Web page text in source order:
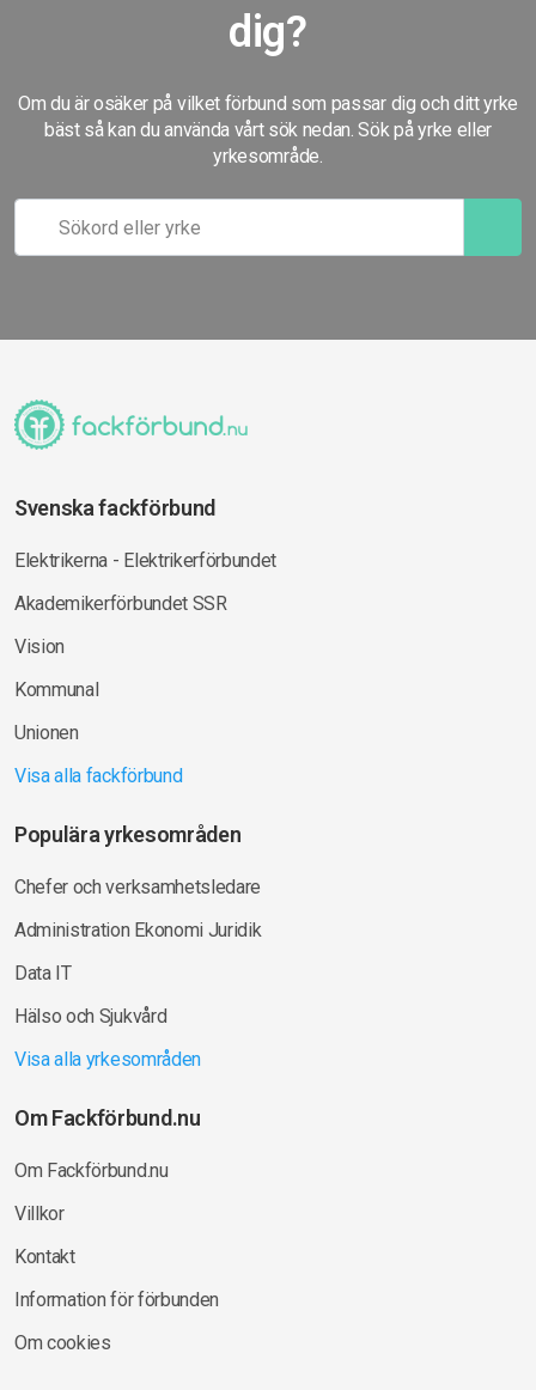
dig?
Om du är osäker på vilket förbund som passar dig och ditt yrke
bäst så kan du använda vårt sök nedan. Sök på yrke eller
yrkesområde.
Svenska fackförbund
Elektrikerna - Elektrikerförbundet
Akademikerförbundet SSR
Vision
Kommunal
Unionen
Visa alla fackförbund
Populära yrkesområden
Chefer och verksamhetsledare
Administration Ekonomi Juridik
Data IT
Hälso och Sjukvård
Visa alla yrkesområden
Om Fackförbund.nu
Om Fackförbund.nu
Villkor
Kontakt
Information för förbunden
Om cookies